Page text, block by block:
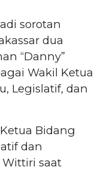
sorotan
dua
“Danny”
Wakil Ketua
Legislatif, dan
Bidang
dan
Wittiri saat